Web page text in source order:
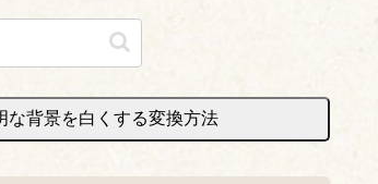
な背景を白くする変換方法